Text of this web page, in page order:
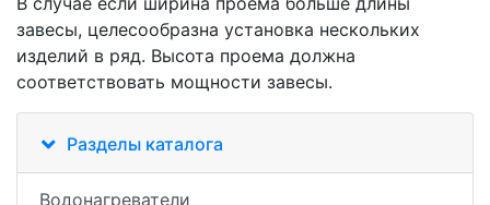
завесы, целесообразна установка нескольких
изделий в ряд. Высота проема должна
соответствовать мощности завесы.
Разделы каталога
Водонагреватели